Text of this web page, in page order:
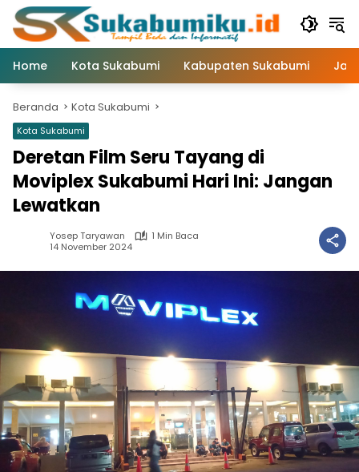
Langsung
konten
Home
Kota Sukabumi Kabupaten Sukabumi
Beranda Kota Sukabumi
Kota Sukabumi
Deretan Film Seru Tayang di
Moviplex Sukabumi Hari Ini: Jangan
Lewatkan
Yosep Taryawan
1 Min Baca
14 November 2024